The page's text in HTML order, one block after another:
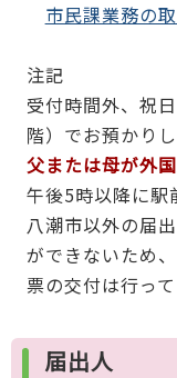
市民課業務の
注記
受付時間外、祝
階）でお預かりし
父または母が外
午後5時以降に駅
八潮市以外の届
ができないため
票の交付は行って
届出人